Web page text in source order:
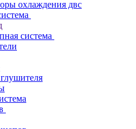
охлаждения двс
система